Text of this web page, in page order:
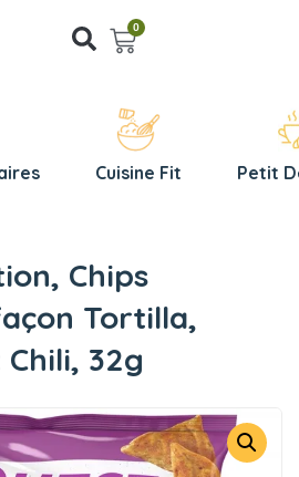
0
Cuisine Fit Petit
Chips
Tortilla,
32g